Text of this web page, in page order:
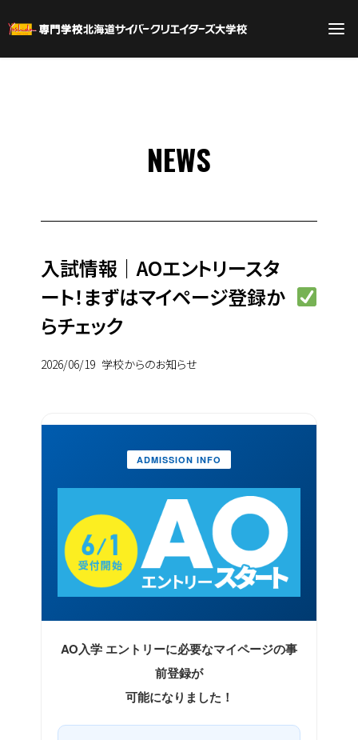
NEWS
入試情報｜AOエントリースタ
ート！まずはマイページ登録か
らチェック
2026/06/19 学校からのお知らせ
ADMISSION INFO
AO入学 エントリーに必要なマイページの事
前登録が
可能になりました！